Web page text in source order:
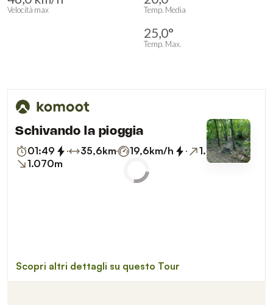
Velocità max Temp. Media
25,0°
Temp. Max.